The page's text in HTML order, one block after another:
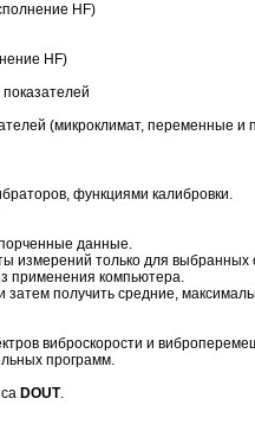
HF)
HF)
(микроклимат, переменные и
функциями калибровки.
данные.
измерений только для выбранных
применения компьютера.
получить средние,
виброскорости и
программ.
DOUT.